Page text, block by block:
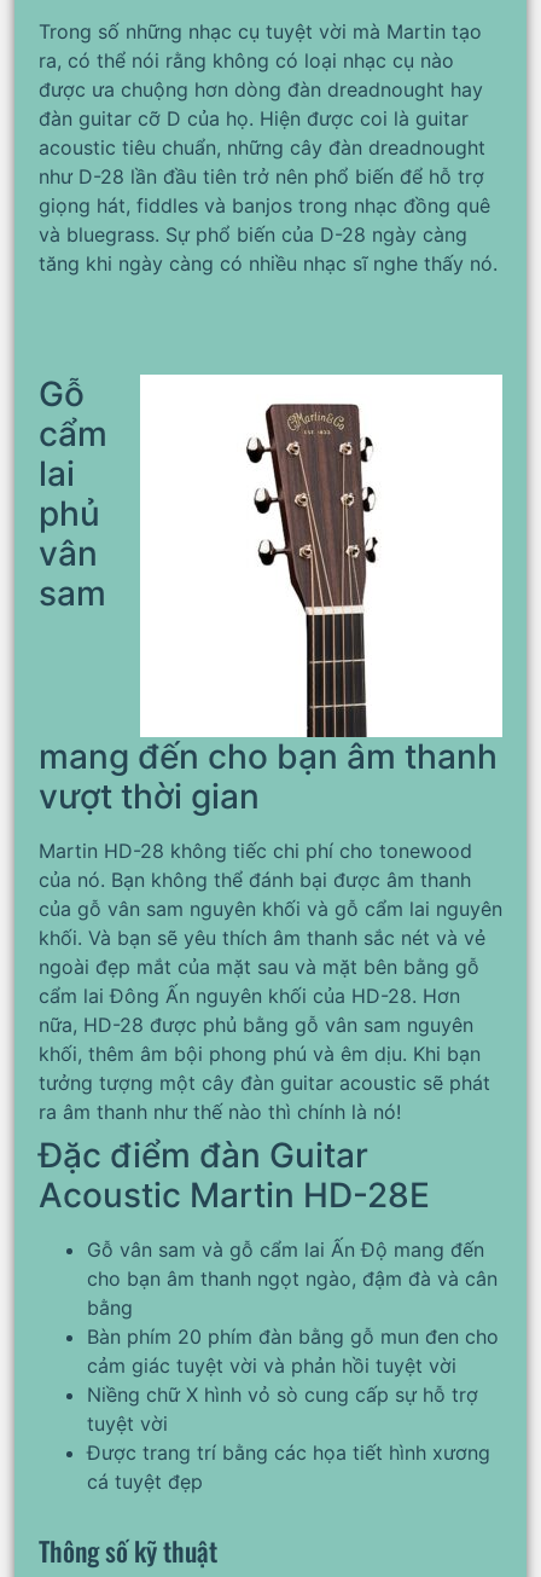
Trong số những nhạc cụ tuyệt vời mà Martin tạo
ra, có thể nói rằng không có loại nhạc cụ nào
được ưa chuộng hơn dòng đàn dreadnought hay
đàn guitar cỡ D của họ. Hiện được coi là guitar
acoustic tiêu chuẩn, những cây đàn dreadnought
như D-28 lần đầu tiên trở nên phổ biến để hỗ trợ
giọng hát, fiddles và banjos trong nhạc đồng quê
và bluegrass. Sự phổ biến của D-28 ngày càng
tăng khi ngày càng có nhiều nhạc sĩ nghe thấy nó.
Gỗ
cẩm
lai
phủ
vân
sam
mang đến cho bạn âm thanh
vượt thời gian
Martin HD-28 không tiếc chi phí cho tonewood
của nó. Bạn không thể đánh bại được âm thanh
của gỗ vân sam nguyên khối và gỗ cẩm lai nguyên
khối. Và bạn sẽ yêu thích âm thanh sắc nét và vẻ
ngoài đẹp mắt của mặt sau và mặt bên bằng gỗ
cẩm lai Đông Ấn nguyên khối của HD-28. Hơn
nữa, HD-28 được phủ bằng gỗ vân sam nguyên
khối, thêm âm bội phong phú và êm dịu. Khi bạn
tưởng tượng một cây đàn guitar acoustic sẽ phát
ra âm thanh như thế nào thì chính là nó!
Đặc điểm đàn Guitar
Acoustic Martin HD-28E
Gỗ vân sam và gỗ cẩm lai Ấn Độ mang đến
cho bạn âm thanh ngọt ngào, đậm đà và cân
bằng
Bàn phím 20 phím đàn bằng gỗ mun đen cho
cảm giác tuyệt vời và phản hồi tuyệt vời
Niềng chữ X hình vỏ sò cung cấp sự hỗ trợ
tuyệt vời
Được trang trí bằng các họa tiết hình xương
cá tuyệt đẹp
Thông số kỹ thuật